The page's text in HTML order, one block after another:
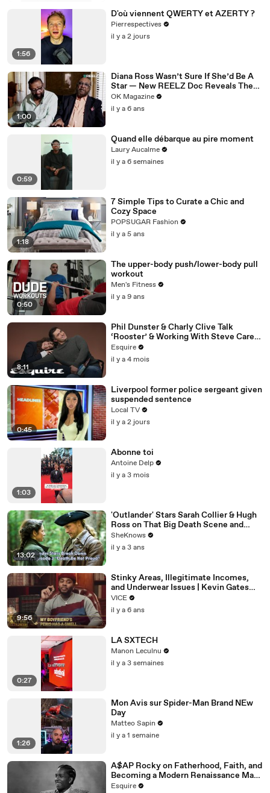
1:56
D'où viennent QWERTY et AZERTY ?
Pierrespectives
il y a 2 jours
1:00
Diana Ross Wasn’t Sure If She’d Be A
Star — New REELZ Doc Reveals The
Reason Why
OK Magazine
il y a 6 ans
0:59
Quand elle débarque au pire moment
Laury Aucalme
il y a 6 semaines
1:18
7 Simple Tips to Curate a Chic and
Cozy Space
POPSUGAR Fashion
il y a 5 ans
0:50
The upper-body push/lower-body pull
workout
Men's Fitness
il y a 9 ans
8:11
Phil Dunster & Charly Clive Talk
‘Rooster’ & Working With Steve Carell
| Inquiring Minds | Esquire
Esquire
il y a 4 mois
0:45
Liverpool former police sergeant given
suspended sentence
Local TV
il y a 2 jours
1:03
Abonne toi
Antoine Delp
il y a 3 mois
13:02
'Outlander' Stars Sarah Collier & Hugh
Ross on That Big Death Scene and
Working with Sam Heughan & Caitríona
Balfe
SheKnows
il y a 3 ans
9:56
Stinky Areas, Illegitimate Incomes,
and Underwear Issues | Kevin Gates
Helpline
VICE
il y a 6 ans
0:27
LA SXTECH
Manon Leculnu
il y a 3 semaines
1:26
Mon Avis sur Spider-Man Brand NEw
Day
Matteo Sapin
il y a 1 semaine
A$AP Rocky on Fatherhood, Faith, and
Becoming a Modern Renaissance Man |
What I’ve Learned | Esquire
Esquire